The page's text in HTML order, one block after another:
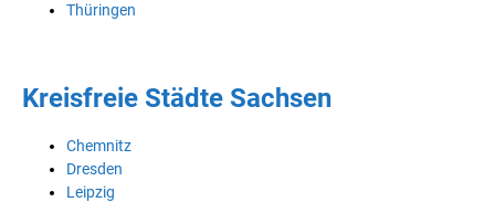
Thüringen
Kreisfreie Städte Sachsen
Chemnitz
Dresden
Leipzig